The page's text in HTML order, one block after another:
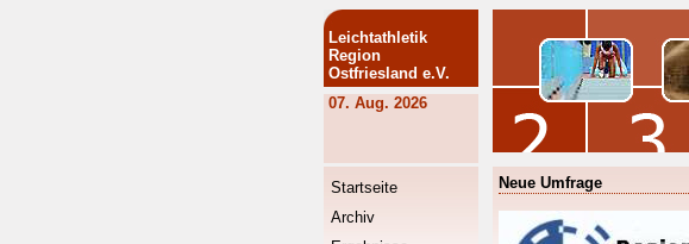
Leichtathletik
Region
Ostfriesland e.V.
07. Aug. 2026
Startseite
Archiv
Neue Umfrage